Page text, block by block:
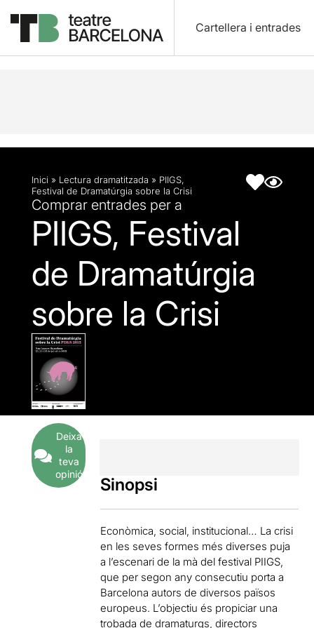
Cartellera i entrades
Descripció Fitxa artística
Inici » Lectura dramatitzada » PIIGS,
Festival de Dramatúrgia sobre la Crisi
Comprar entrades per a
PIIGS, Festival
de Dramatúrgia
sobre la Crisi
Deixa
la
teva
opinió
Sinopsi
Econòmica, social, institucional… La crisi
en les seves formes més diverses puja
a l’escenari de la mà del festival PIIGS,
que per segon any consecutiu porta a
Barcelona autors de diversos països
europeus. L’objectiu és propiciar una
trobada de dramaturgs, directors